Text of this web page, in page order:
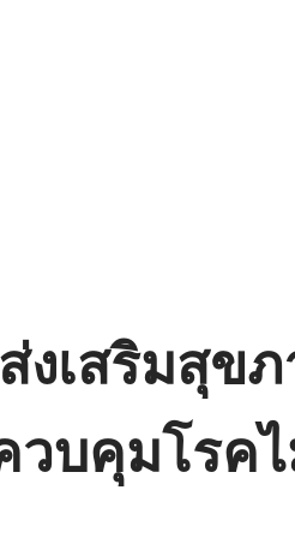
งเสริมสุข
วบคุมโรค